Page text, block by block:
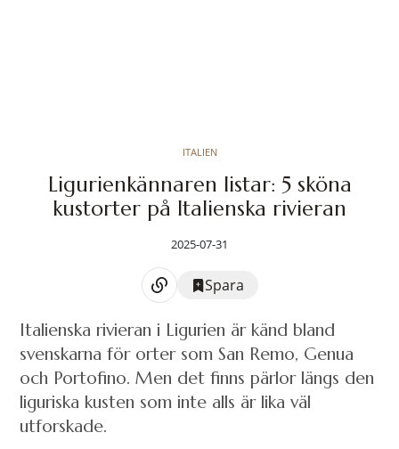
ITALIEN
Ligurienkännaren listar: 5 sköna
kustorter på Italienska rivieran
2025-07-31
Spara
Italienska rivieran i Ligurien är känd bland
svenskarna för orter som San Remo, Genua
och Portofino. Men det finns pärlor längs den
liguriska kusten som inte alls är lika väl
utforskade.